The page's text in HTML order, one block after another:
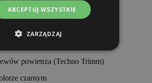
skórą
wykończona skórą
powietrza (Techno Trimm)
czarnym
AKCEPTUJ WSZYSTKIE
ZARZĄDZAJ